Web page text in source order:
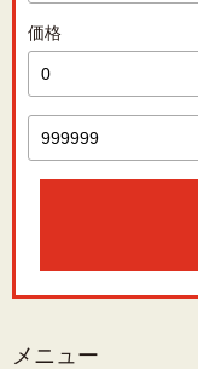
価格
メニュー